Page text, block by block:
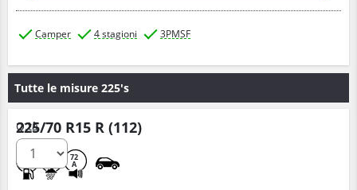
Camper 4 stagioni 3PMSF
Tutte le misure 225's
225/70 R15 R (112)
72
A
Q.tà